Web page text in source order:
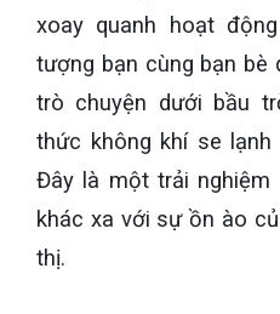
xoay quanh hoạt
tượng bạn cùng bạn bè
trò chuyện dưới bầu
thức không khí se
Đây là một trải nghiệm
khác xa với sự ồn ào
thị.